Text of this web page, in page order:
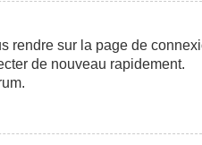
rendre sur la page de
de nouveau rapidement.